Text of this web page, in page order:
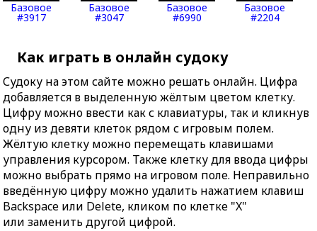
Базовое
#3917
Базовое
#3047
Базовое
#6990
Базовое
#2204
Как играть в онлайн судоку
Судоку на этом сайте можно решать онлайн. Цифра
добавляется в выделенную жёлтым цветом клетку.
Цифру можно ввести как с клавиатуры, так и кликнув
одну из девяти клеток рядом с игровым полем.
Жёлтую клетку можно перемещать клавишами
управления курсором. Также клетку для ввода цифры
можно выбрать прямо на игровом поле. Неправильно
введённую цифру можно удалить нажатием клавиш
Backspace или Delete, кликом по клетке "X"
или заменить другой цифрой.